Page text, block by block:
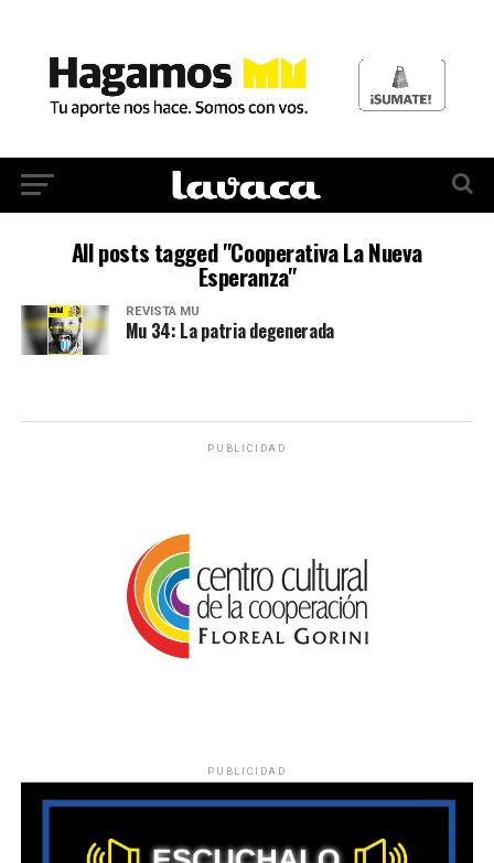
All posts tagged "Cooperativa La Nueva
Esperanza"
REVISTA MU
Mu 34: La patria degenerada
PUBLICIDAD
PUBLICIDAD